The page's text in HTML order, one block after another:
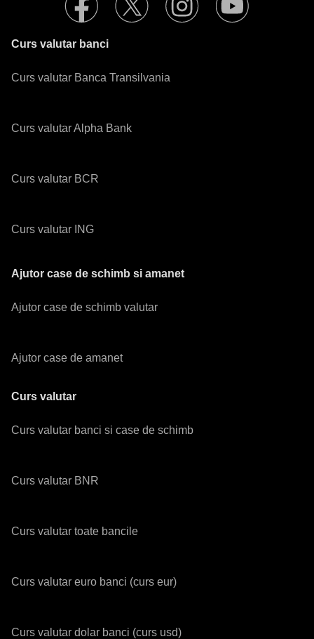
Curs valutar banci
Curs valutar Banca Transilvania
Curs valutar Alpha Bank
Curs valutar BCR
Curs valutar ING
Ajutor case de schimb si amanet
Ajutor case de schimb valutar
Ajutor case de amanet
Curs valutar
Curs valutar banci si case de schimb
Curs valutar BNR
Curs valutar toate bancile
Curs valutar euro banci (curs eur)
Curs valutar dolar banci (curs usd)